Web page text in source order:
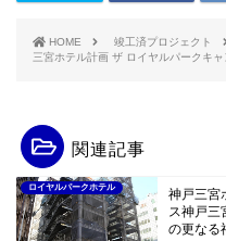
HOME 竣工済プロジェクト
三宮ホテル計画 ザ ロイヤルパークキ
関連記事
ロイヤルパークホテル
神戸三宮
ス神戸三
の更なる